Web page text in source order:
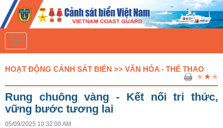
T
o
g
l
a
v
i
g
HOẠT ĐỘNG CẢNH SÁT BIỂN >> VĂN HÓA - THỂ THAO
Rung chuông vàng - Kết nối tri thức,
vững bước tương lai
05/09/2025 10:32:00 AM